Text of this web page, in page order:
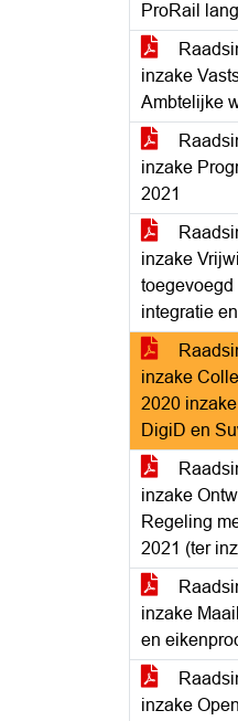
ProRail
inzake
Ambtelijke
inzake
2021
inzake
integratie
inzake
2020
DigiD en
inzake
Regeling
2021 (ter
inzake
en
inzake